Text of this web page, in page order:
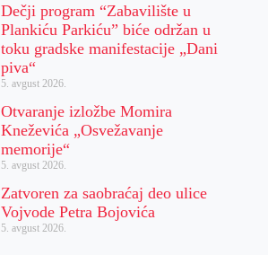
Dečji program “Zabavilište u
Plankiću Parkiću” biće održan u
toku gradske manifestacije „Dani
piva“
5. avgust 2026.
Otvaranje izložbe Momira
Kneževića „Osvežavanje
memorije“
5. avgust 2026.
Zatvoren za saobraćaj deo ulice
Vojvode Petra Bojovića
5. avgust 2026.